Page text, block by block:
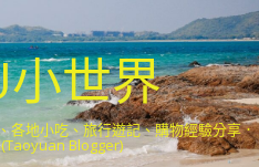
小世界
各地小吃、旅行遊記、購物經驗分享．
Blogger)